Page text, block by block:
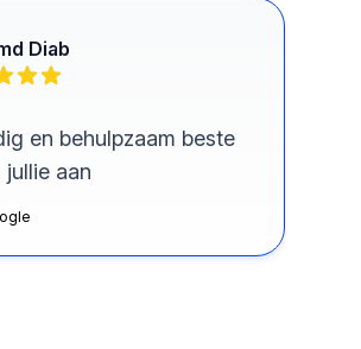
en behulpzaam beste
aan
Diab